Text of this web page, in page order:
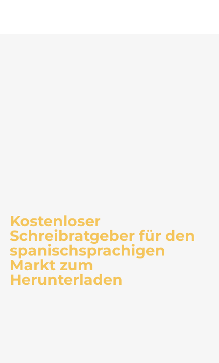
Kostenloser
Schreibratgeber für den
spanischsprachigen
Markt zum
Herunterladen